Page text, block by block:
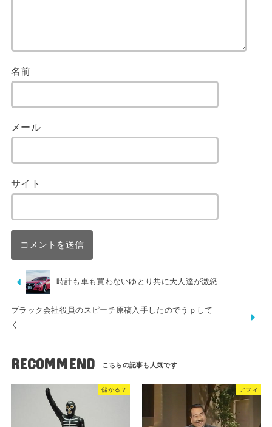
名前
メール
サイト
時計も車も買わないゆとり共に大人達が激怒
ブラック会社役員のスピーチ原稿入手したのでうｐして
く
RECOMMEND
儲かる？ アフィ